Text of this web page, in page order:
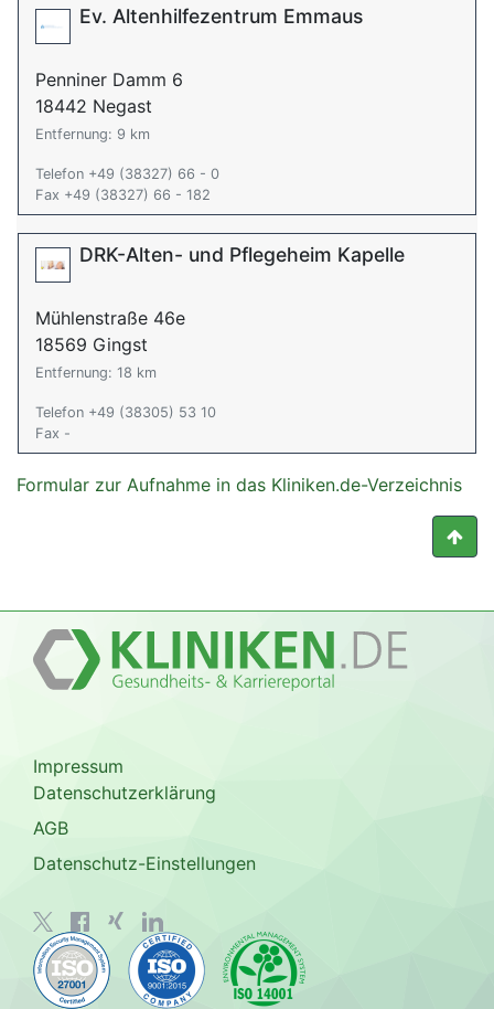
Ev. Altenhilfezentrum Emmaus
Penniner Damm 6
18442 Negast
Entfernung: 9 km
Telefon +49 (38327) 66 - 0
Fax +49 (38327) 66 - 182
DRK-Alten- und Pflegeheim Kapelle
Mühlenstraße 46e
18569 Gingst
Entfernung: 18 km
Telefon +49 (38305) 53 10
Fax -
Formular zur Aufnahme in das Kliniken.de-Verzeichnis
Impressum
Datenschutzerklärung
AGB
Datenschutz-Einstellungen